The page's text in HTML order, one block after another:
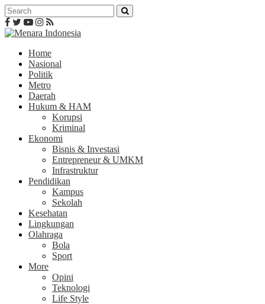
Home
Nasional
Politik
Metro
Daerah
Hukum & HAM
Korupsi
Kriminal
Ekonomi
Bisnis & Investasi
Entrepreneur & UMKM
Infrastruktur
Pendidikan
Kampus
Sekolah
Kesehatan
Lingkungan
Olahraga
Bola
Sport
More
Opini
Teknologi
Life Style